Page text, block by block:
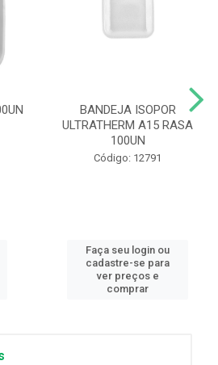
BANDEJA ISOPOR
ULTRATHERM A15 RASA
100UN
Código: 12791
Faça seu login ou
cadastre-se para
ver preços e
comprar